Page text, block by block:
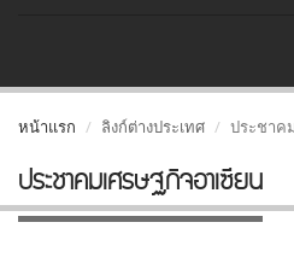
หน้าแรก ลิงก์ต่างประเทศ ประชาค
ประชาคมเศรษฐกิจอาเซียน